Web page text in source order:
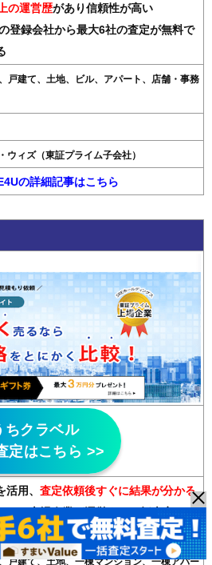
の運営歴があり信頼性が高い
登録会社から最大6社の査定が無料で
戸建て、土地、ビル、アパート、店舗・事務
ウィズ（東証プライム子会社）
の詳細記事はこちら
ちクラベル
定はこちら >>
活用、 査定依頼後すぐに結果が分かる
イム上場企業が運営する一括査定サイ
戸建て、土地、一棟マンション、一棟アパー